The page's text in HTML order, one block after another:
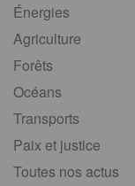
Énergies
Agriculture
Forêts
Océans
Transports
Paix et justice
Toutes nos actus